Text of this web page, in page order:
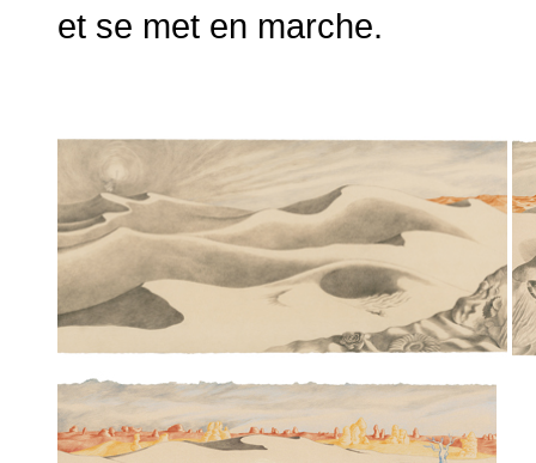
et se met en marche.